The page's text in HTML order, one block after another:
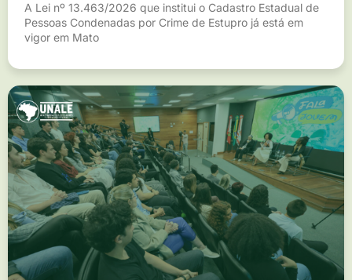
A Lei nº 13.463/2026 que institui o Cadastro Estadual de
Pessoas Condenadas por Crime de Estupro já está em
vigor em Mato